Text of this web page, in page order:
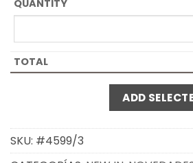
ADD
SKU: #4599/3